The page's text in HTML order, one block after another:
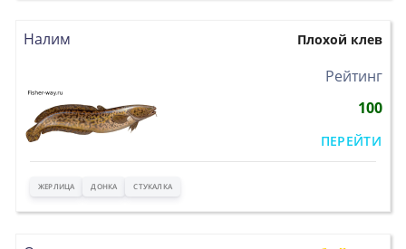
Налим Плохой клев
Рейтинг
100
ПЕРЕЙТИ
ЖЕРЛИЦА ДОНКА СТУКАЛКА